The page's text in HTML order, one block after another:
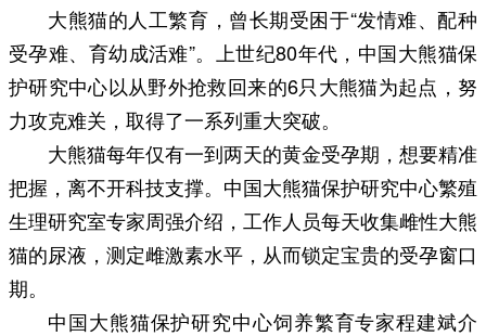
大熊猫的人工繁育，曾长期受困于“发情难、配种
受孕难、育幼成活难”。上世纪80年代，中国大熊猫保
护研究中心以从野外抢救回来的6只大熊猫为起点，努
力攻克难关，取得了一系列重大突破。
大熊猫每年仅有一到两天的黄金受孕期，想要精准
把握，离不开科技支撑。中国大熊猫保护研究中心繁殖
生理研究室专家周强介绍，工作人员每天收集雌性大熊
猫的尿液，测定雌激素水平，从而锁定宝贵的受孕窗口
期。
中国大熊猫保护研究中心饲养繁育专家程建斌介